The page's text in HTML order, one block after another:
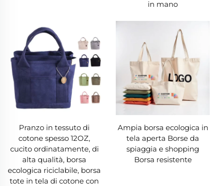
(coltivato senza sostanze chimiche nocive),
rendendo la borsa in tela una scelta che
protegge il pianeta.
3. Design versatile e personalizzazione
Una borsa in tela offre una versatilità di design
insuperabile, adattandosi ai gusti più diversi. La
tela permette serigrafia, ricamo o disegni fatti a
mano, quindi puoi trovare una borsa in tela che
si abbina al tuo stile — motivi audaci, loghi
minimalisti o disegni unici. Le aziende
in mano
Pranzo in tessuto di
cotone spesso 12OZ,
cucito ordinatamente, di
alta qualità, borsa
ecologica riciclabile, borsa
tote in tela di cotone con
Ampia borsa ecologica in
tela aperta Borse da
spiaggia e shopping
Borsa resistente